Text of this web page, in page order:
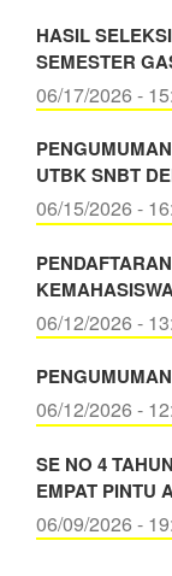
HASIL
SEMESTER
06/17/2026 -
UTBK SNBT
06/15/2026 -
06/12/2026 -
06/12/2026 -
SE NO 4
EMPAT PINTU
06/09/2026 -